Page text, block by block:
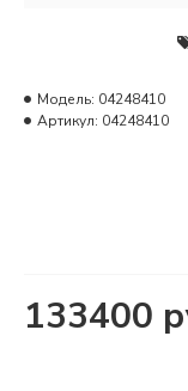
133400
Модель: 04248410
Артикул: 04248410